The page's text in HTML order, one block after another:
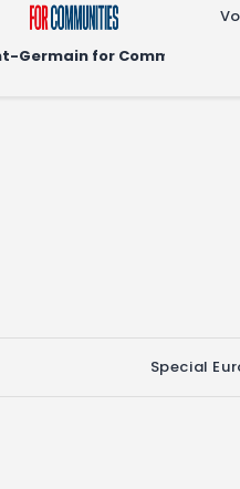
Germain for Communities
Special